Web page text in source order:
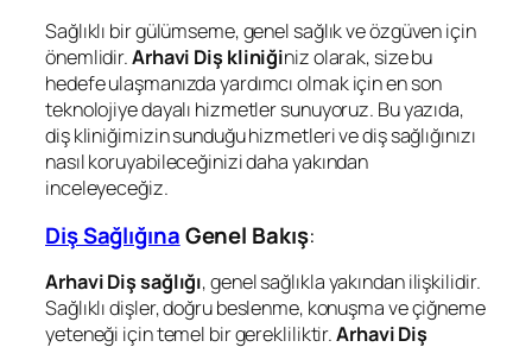
Sağlıklı bir gülümseme, genel sağlık ve özgüven için
önemlidir.Arhavi Diş kliniğiniz olarak, size bu
hedefe ulaşmanızda yardımcı olmak için en son
teknolojiye dayalı hizmetler sunuyoruz. Bu yazıda,
diş kliniğimizin sunduğu hizmetleri ve diş sağlığınızı
nasıl koruyabileceğinizi daha yakından
inceleyeceğiz.
Diş SağlığınaGenel Bakış:
Arhavi Diş sağlığı, genel sağlıkla yakından ilişkilidir.
Sağlıklı dişler, doğru beslenme, konuşma ve çiğneme
yeteneği için temel bir gerekliliktir.Arhavi Diş